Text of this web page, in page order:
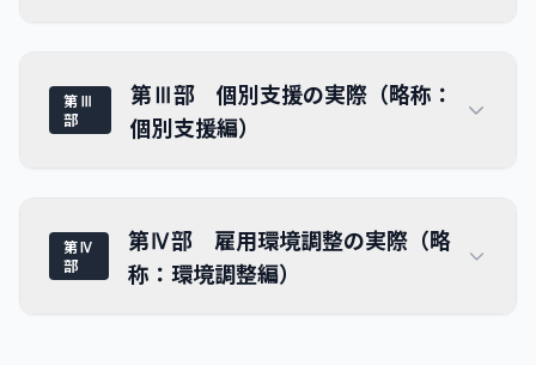
第Ⅲ
部
第Ⅲ部 個別支援の実際（略称：
個別支援編）
第Ⅳ
部
第Ⅳ部 雇用環境調整の実際（略
称：環境調整編）